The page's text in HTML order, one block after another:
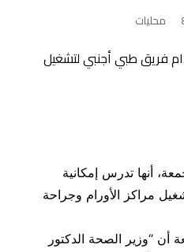
محليات
أنها تدرس إمكانية
مراكز الأورام وجراحة
أن “وزير الصحة الدكتور